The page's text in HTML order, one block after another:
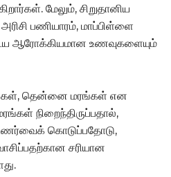
மேலும், சிறுதானிய
பணியாரம், மாப்பிள்ளை
ஆரோக்கியமான உணவுகளையும்
தென்னை மரங்கள் என
நிறைந்திருப்பதால்,
உணர்வைக் கொடுப்பதோடு,
சரியான